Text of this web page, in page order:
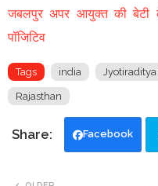
जबलपुर अपर आयुक्त की बेटी
पॉजिटिव
Tags india
Rajasthan
Facebook